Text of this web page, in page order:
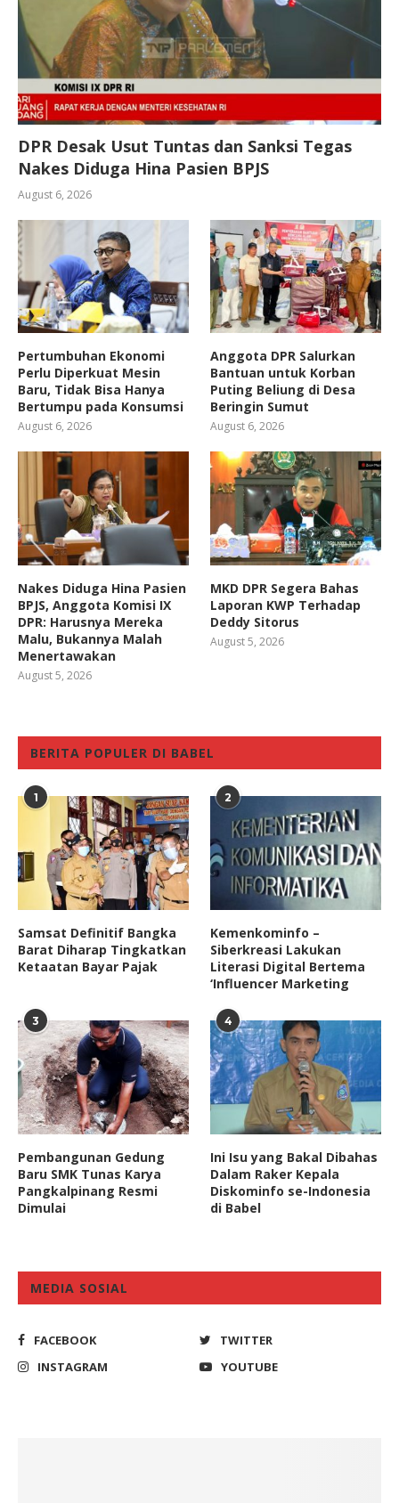
DPR Desak Usut Tuntas dan Sanksi Tegas
Nakes Diduga Hina Pasien BPJS
August 6, 2026
Pertumbuhan Ekonomi
Perlu Diperkuat Mesin
Baru, Tidak Bisa Hanya
Bertumpu pada Konsumsi
August 6, 2026
Anggota DPR Salurkan
Bantuan untuk Korban
Puting Beliung di Desa
Beringin Sumut
August 6, 2026
Nakes Diduga Hina Pasien
BPJS, Anggota Komisi IX
DPR: Harusnya Mereka
Malu, Bukannya Malah
Menertawakan
August 5, 2026
MKD DPR Segera Bahas
Laporan KWP Terhadap
Deddy Sitorus
August 5, 2026
BERITA POPULER DI BABEL
1
Samsat Definitif Bangka
Barat Diharap Tingkatkan
Ketaatan Bayar Pajak
2
Kemenkominfo –
Siberkreasi Lakukan
Literasi Digital Bertema
‘Influencer Marketing
3
Pembangunan Gedung
Baru SMK Tunas Karya
Pangkalpinang Resmi
Dimulai
4
Ini Isu yang Bakal Dibahas
Dalam Raker Kepala
Diskominfo se-Indonesia
di Babel
MEDIA SOSIAL
FACEBOOK
TWITTER
INSTAGRAM
YOUTUBE